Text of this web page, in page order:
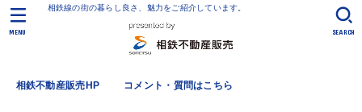
相鉄線の街の暮らし良さ、魅力をご紹介しています。
相鉄不動産販売HP コメント・質問はこちら
SEARCH
MENU